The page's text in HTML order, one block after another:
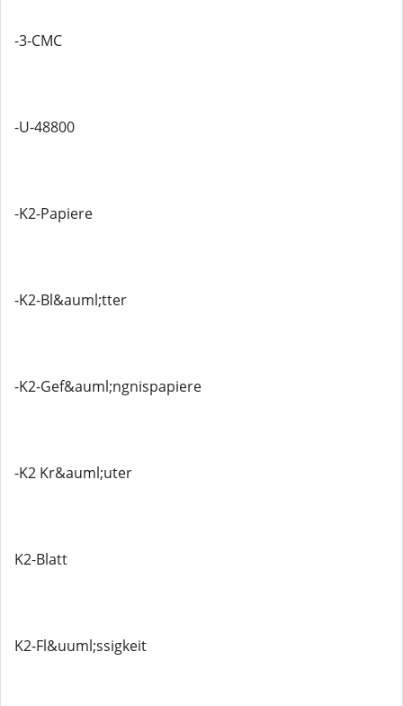
-3-CMC
-U-48800
-K2-Papiere
-K2-Bl&auml;tter
-K2-Gef&auml;ngnispapiere
-K2 Kr&auml;uter
K2-Blatt
K2-Fl&uuml;ssigkeit